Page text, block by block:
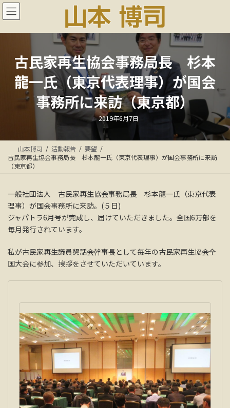
コ
ン
ン
ナ
ビ
ー
古民家再生協会事務局長 杉本
龍一氏（東京代表理事）が国会
事務所に来訪（東京都）
最
終
更
新
日
時
:
2019年6月7日
山本博司 活動報告
要望
古民家再生協会事務局長 杉本龍一氏（東京代表理事）が国会事務所に来訪
（東京都）
一般社団法人 古民家再生協会事務局長 杉本龍一氏（東京代表
理事）が国会事務所に来訪。(５日)
ジャパトラ6月号が完成し、届けていただきました。全国6万部を
毎月発行されています。
私が古民家再生議員懇話会幹事長として毎年の古民家再生協会全
国大会に参加、挨拶をさせていただいています。